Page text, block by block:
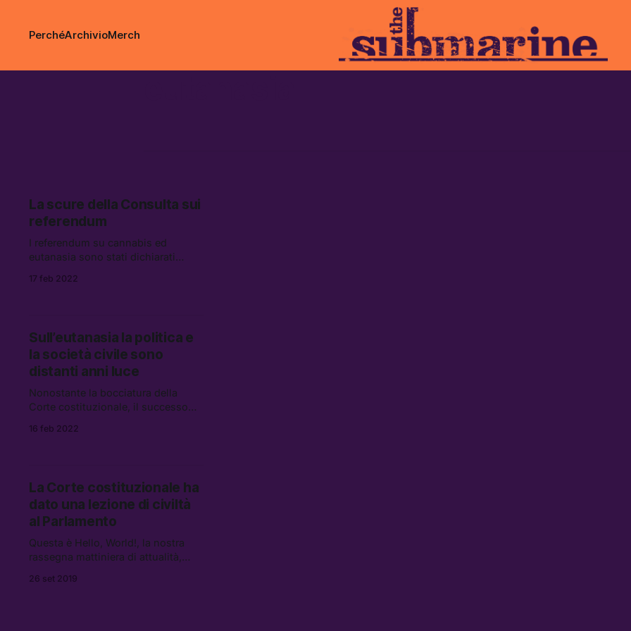
PerchéArchivioMerch
La scure della Consulta sui
referendum
I referendum su cannabis ed
eutanasia sono stati dichiarati
Costituzionale: una mossa molto
sull’efficacia dei referendum per
come sono concepiti oggi
17 feb 2022
Sull’eutanasia la politica e
la società civile sono
distanti anni luce
Nonostante la bocciatura della
Corte costituzionale, il successo
l’eutanasia legale dimostra che si
ribasso
16 feb 2022
La Corte costituzionale ha
dato una lezione di civiltà
al Parlamento
Questa è Hello, World!, la nostra
rassegna mattiniera di attualità,
un pugno di link da leggere, vedere
26 set 2019